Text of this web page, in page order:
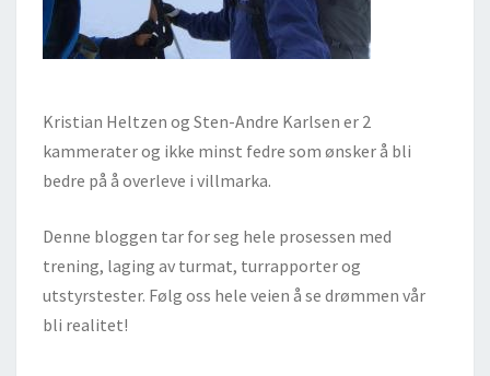
Kristian Heltzen og Sten-Andre Karlsen er 2
kammerater og ikke minst fedre som ønsker å bli
bedre på å overleve i villmarka.
Denne bloggen tar for seg hele prosessen med
trening, laging av turmat, turrapporter og
utstyrstester. Følg oss hele veien å se drømmen vår
bli realitet!